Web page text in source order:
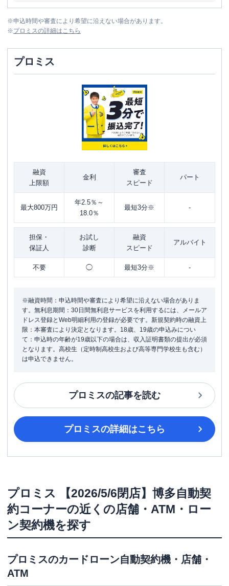
※申込時間や審査により希望に沿えない場合があります。
※プロミスの詳細はこちら
プロミス
融資
上限額
金利
審査
スピード
パート
最大800万円
年2.5％～
18.0％
最短3分※ -
担保・
保証人
お試し
診断
融資
スピード
アルバイト
不要 ◯ 最短3分※ -
※融資時間：申込時間や審査により希望に沿えない場合がありま
す。無利息期間：30日間無利息サービスを利用するには、メールア
ドレス登録とWeb明細利用の登録が必要です。新規契約時の融資上
限：本審査により決定となります。18歳、19歳の申込みについ
て：申込時の年齢が19歳以下の場合は、収入証明書類の提出が必須
となります。高校生（定時制高校生および高等専門学校生も含む）
は申込できません。
プロミスの記事を読む
プロミスの詳細はこちら
プロミス
【2026/5/6閉店】博多自動契
約コーナーの近くの店舗・ATM・ロー
ン契約機を探す
プロミスのカードローン自動契約機・店舗・
ATM